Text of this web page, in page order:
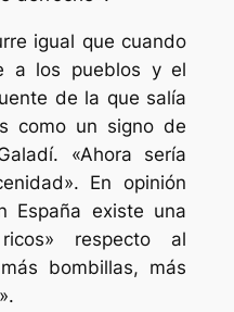
igual que cuando
a los pueblos y el
de la que salía
como un signo de
«Ahora sería
En opinión
España existe una
respecto al
bombillas, más